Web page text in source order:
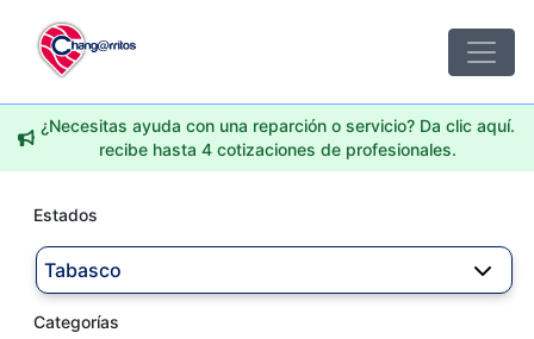
¿Necesitas ayuda con una reparción o servicio? Da clic aquí.
recibe hasta 4 cotizaciones de profesionales.
Estados
Tabasco
Categorías